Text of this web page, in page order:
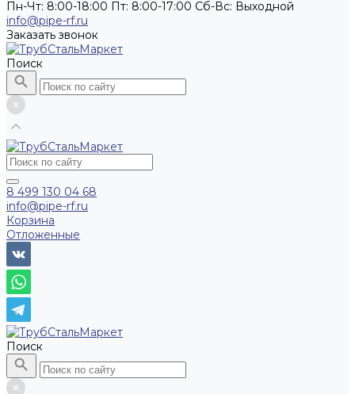
Пн-Чт: 8:00-18:00 Пт: 8:00-17:00 Сб-Вс: Выходной
info@pipe-rf.ru
Заказать звонок
Поиск
8 499 130 04 68
info@pipe-rf.ru
Корзина
Отложенные
Поиск